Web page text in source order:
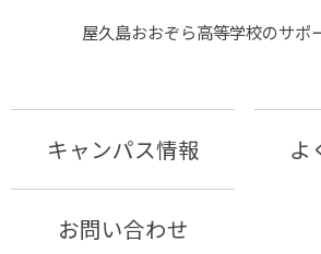
屋久島おおぞら⾼等学校のサポ
キャンパス情報 よ
お問い合わせ